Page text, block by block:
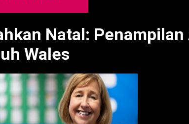
Natal: Penampilan
Wales